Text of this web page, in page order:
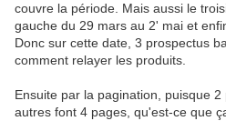
couvre la période. Mais aussi le
gauche du 29 mars au 2' mai et
Donc sur cette date, 3 prospectus
comment relayer les produits.
Ensuite par la pagination, puisque
autres font 4 pages, qu'est-ce que